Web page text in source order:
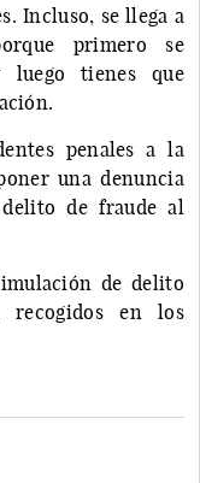
Incluso, se llega a
primero se
luego tienes que
penales a la
una denuncia
de fraude al
de delito
recogidos en los